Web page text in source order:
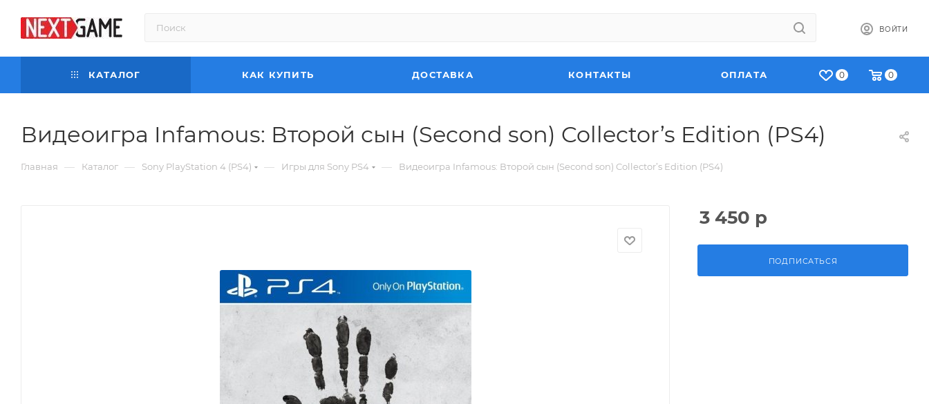
ВОЙТИ
0 0
КАТАЛОГ КАК КУПИТЬ ДОСТАВКА КОНТАКТЫ ОПЛАТА
Видеоигра Infamous: Второй сын (Second son) Collector’s Edition (PS4)
Главная — Каталог — Sony PlayStation 4 (PS4) — Игры для Sony PS4 — Видеоигра Infamous: Второй сын (Second son) Collector’s Edition (PS4)
3 450 р
ПОДПИСАТЬСЯ